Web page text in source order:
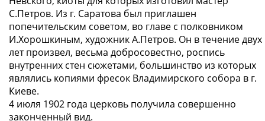
С.Петров. Из г. Саратова был приглашен
попечительским советом, во главе с полковником
И.Хорошкиным, художник А.Петров. Он в течение двух
лет произвел, весьма добросовестно, роспись
внутренних стен сюжетами, большинство из которых
являлись копиями фресок Владимирского собора в г.
Киеве.
4 июля 1902 года церковь получила совершенно
законченный вид.